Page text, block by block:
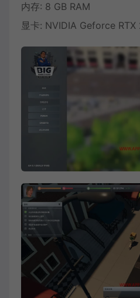
内存: 8 GB RAM
显卡: NVIDIA Geforce